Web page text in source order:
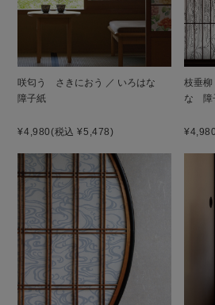
咲匂う さきにおう ／ いろはな
障子紙
¥4,980(税込 ¥5,478)
枝垂
な 障
¥4,980